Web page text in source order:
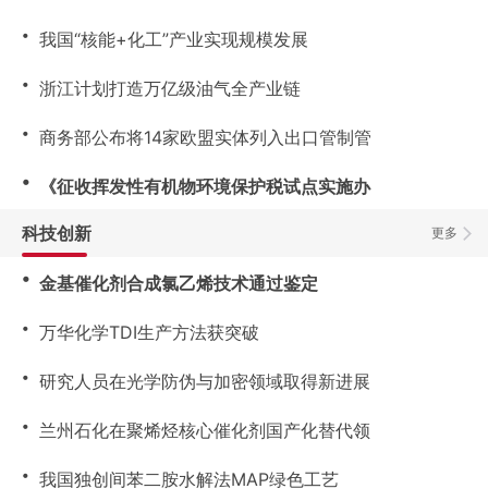
・ 我国“核能+化工”产业实现规模发展
・ 浙江计划打造万亿级油气全产业链
・ 商务部公布将14家欧盟实体列入出口管制管
・ 《征收挥发性有机物环境保护税试点实施办
更多
科技创新
・ 金基催化剂合成氯乙烯技术通过鉴定
・ 万华化学TDI生产方法获突破
・ 研究人员在光学防伪与加密领域取得新进展
・ 兰州石化在聚烯烃核心催化剂国产化替代领
・ 我国独创间苯二胺水解法MAP绿色工艺